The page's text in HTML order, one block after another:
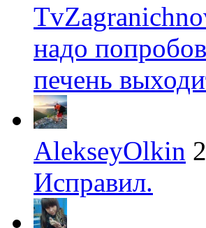
надо
печень
AlekseyOlkin
Исправил.